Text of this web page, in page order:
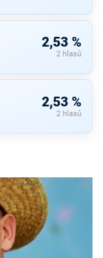
2,53 %
2 hlasů
2,53 %
2 hlasů